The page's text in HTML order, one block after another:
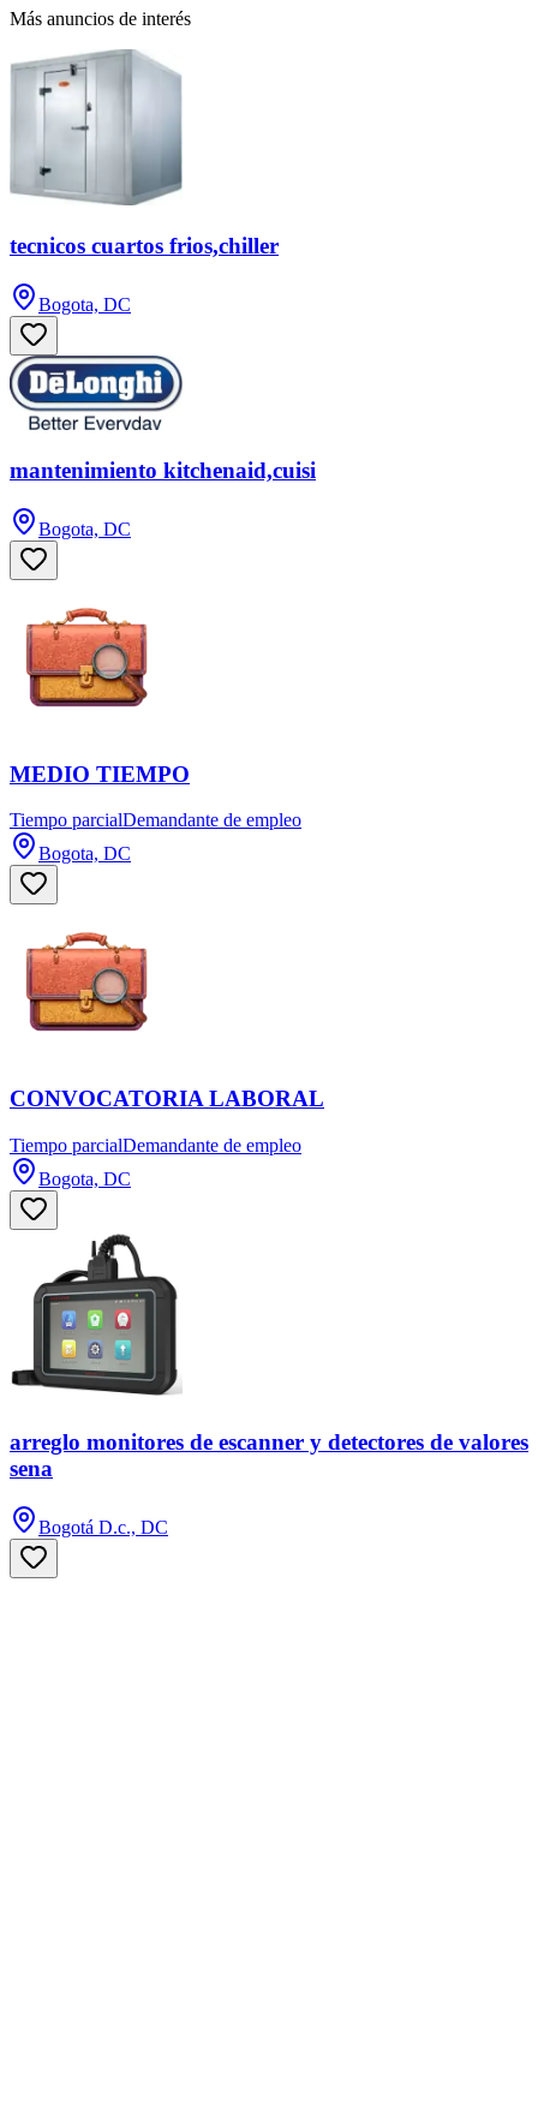
Más anuncios de interés
tecnicos cuartos frios,chiller
Bogota, DC
mantenimiento kitchenaid,cuisi
Bogota, DC
MEDIO TIEMPO
Tiempo parcialDemandante de empleo
Bogota, DC
CONVOCATORIA LABORAL
Tiempo parcialDemandante de empleo
Bogota, DC
arreglo monitores de escanner y detectores de valores
sena
Bogotá D.c., DC